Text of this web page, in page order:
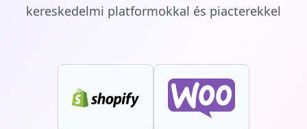
kereskedelmi platformokkal és piacterekkel